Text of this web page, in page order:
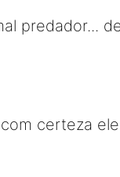
predador...
certeza